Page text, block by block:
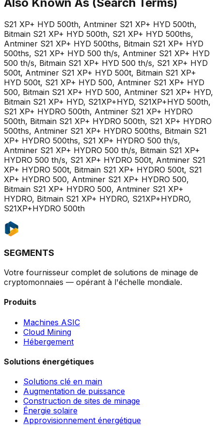
S21 XP+ HYD 500th, Antminer S21 XP+ HYD 500th,
Bitmain S21 XP+ HYD 500th, S21 XP+ HYD 500ths,
Antminer S21 XP+ HYD 500ths, Bitmain S21 XP+ HYD
500ths, S21 XP+ HYD 500 th/s, Antminer S21 XP+ HYD
500 th/s, Bitmain S21 XP+ HYD 500 th/s, S21 XP+ HYD
500t, Antminer S21 XP+ HYD 500t, Bitmain S21 XP+
HYD 500t, S21 XP+ HYD 500, Antminer S21 XP+ HYD
500, Bitmain S21 XP+ HYD 500, Antminer S21 XP+ HYD,
Bitmain S21 XP+ HYD, S21XP+HYD, S21XP+HYD 500th,
S21 XP+ HYDRO 500th, Antminer S21 XP+ HYDRO
500th, Bitmain S21 XP+ HYDRO 500th, S21 XP+ HYDRO
500ths, Antminer S21 XP+ HYDRO 500ths, Bitmain S21
XP+ HYDRO 500ths, S21 XP+ HYDRO 500 th/s,
Antminer S21 XP+ HYDRO 500 th/s, Bitmain S21 XP+
HYDRO 500 th/s, S21 XP+ HYDRO 500t, Antminer S21
XP+ HYDRO 500t, Bitmain S21 XP+ HYDRO 500t, S21
XP+ HYDRO 500, Antminer S21 XP+ HYDRO 500,
Bitmain S21 XP+ HYDRO 500, Antminer S21 XP+
HYDRO, Bitmain S21 XP+ HYDRO, S21XP+HYDRO,
S21XP+HYDRO 500th
SEGMENTS
Votre fournisseur complet de solutions de minage de
cryptomonnaies — opérant à l'échelle mondiale.
Produits
Machines ASIC
Cloud Mining
Hébergement
Solutions énergétiques
Solutions clé en main
Augmentation de puissance
Construction de sites de minage
Énergie solaire
Approvisionnement énergétique